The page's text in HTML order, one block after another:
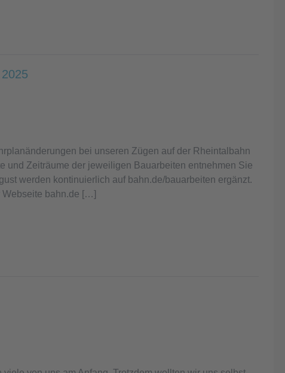
bei unseren Zügen auf der Rheintalbahn
und Zeiträume der jeweiligen Bauarbeiten entnehmen Sie
werden kontinuierlich auf bahn.de/bauarbeiten ergänzt.
Webseite bahn.de […]